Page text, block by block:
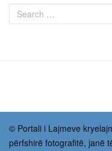
© Portali i Lajmeve
përfshirë fotografitë, janë